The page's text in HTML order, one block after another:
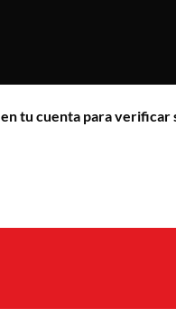
en tu cuenta para verificar